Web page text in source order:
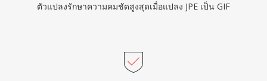
ตัวแปลงรักษาความคมชัดสูงสุดเมื่อแปลง JPE เป็น GIF